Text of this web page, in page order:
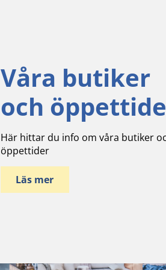
Våra butiker
och
Här hittar du info om våra butiker
öppettider
Läs mer